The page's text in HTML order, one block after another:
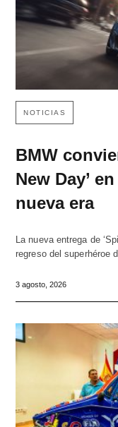
NOTICIAS
BMW
New Day’
nueva era
La nueva entrega de
regreso del superhéroe
3 agosto, 2026